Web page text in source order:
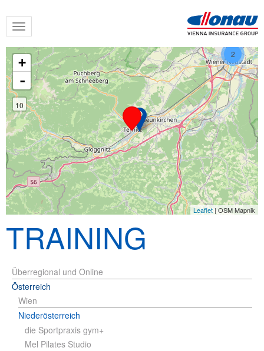
Skip
content
Toggle
navigation
2
+
-
10
Leaflet | OSM Mapnik
TRAINING
Überregional und Online
Österreich
Wien
Niederösterreich
die Sportpraxis gym+
Mel Pilates Studio